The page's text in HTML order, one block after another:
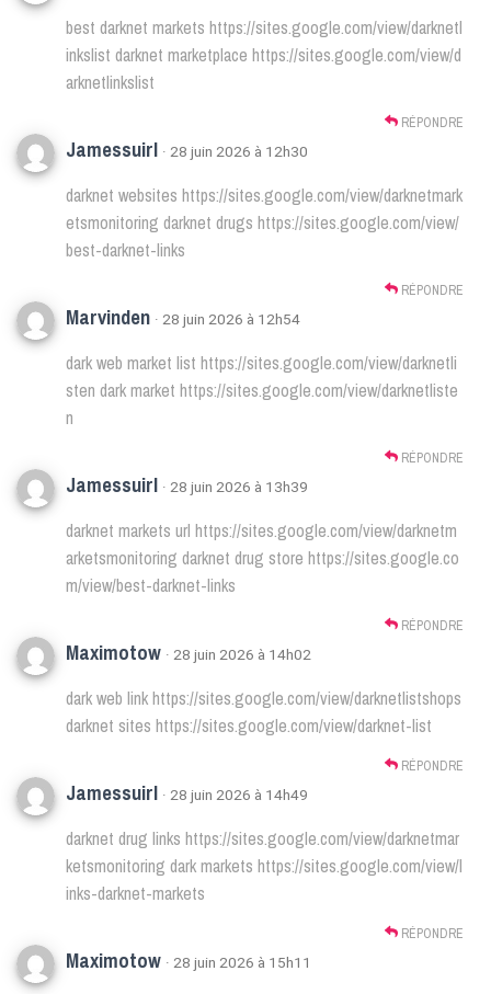
best darknet markets https://sites.google.com/view/darknetl
inkslist darknet marketplace https://sites.google.com/view/d
arknetlinkslist
RÉPONDRE
Jamessuirl · 28 juin 2026 à 12h30
darknet websites https://sites.google.com/view/darknetmark
etsmonitoring darknet drugs https://sites.google.com/view/
best-darknet-links
RÉPONDRE
Marvinden · 28 juin 2026 à 12h54
dark web market list https://sites.google.com/view/darknetli
sten dark market https://sites.google.com/view/darknetliste
n
RÉPONDRE
Jamessuirl · 28 juin 2026 à 13h39
darknet markets url https://sites.google.com/view/darknetm
arketsmonitoring darknet drug store https://sites.google.co
m/view/best-darknet-links
RÉPONDRE
Maximotow · 28 juin 2026 à 14h02
dark web linkhttps://sites.google.com/view/darknetlistshops
darknet sites https://sites.google.com/view/darknet-list
RÉPONDRE
Jamessuirl · 28 juin 2026 à 14h49
darknet drug links https://sites.google.com/view/darknetmar
ketsmonitoring dark markets https://sites.google.com/view/l
inks-darknet-markets
RÉPONDRE
Maximotow · 28 juin 2026 à 15h11